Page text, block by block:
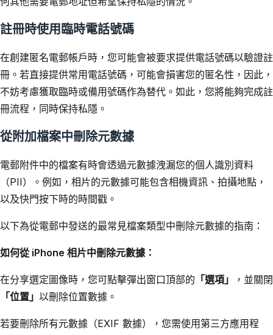
註冊時使用臨時電話號碼
在創建匿名電郵帳戶時，您可能會被要求提供電話號碼以驗證註
冊。若直接提供常用電話號碼，可能會損害您的匿名性，因此，
不妨考慮獲取臨時或備用號碼作為替代。如此，您將能夠完成註
冊流程，同時保持私隱。
從附加檔案中刪除元數據
電郵附件中的檔案有時會透過元數據洩漏您的個人識別資料
（PII）。例如，相片的元數據可能包含相機資訊、拍攝地點，
以及快門按下時的時間戳。
以下為從電郵中發送的最常見檔案類型中刪除元數據的指南：
如何從 iPhone 相片中刪除元數據：
在分享選定圖像時，您可點擊彈出窗口頂部的 「選項」
，並關閉
「位置」 以刪除位置數據。
若要刪除所有元數據（EXIF 數據），您需使用第三方應用程